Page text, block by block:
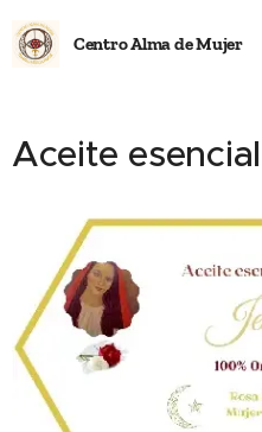
Centro Alma de Mujer
Aceite